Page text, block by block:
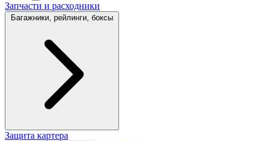
Запчасти и расходники
Багажники, рейлинги, боксы
Защита картера